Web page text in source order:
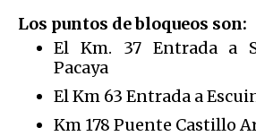
Los puntos de bloqueos son:
El Km. 37 Entrada a
Pacaya
El Km 63 Entrada a
Km 178 Puente Castillo